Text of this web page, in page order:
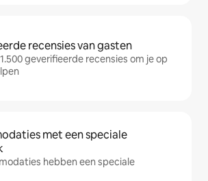
recensies van gasten
geverifieerde recensies om je op
met een speciale
hebben een speciale